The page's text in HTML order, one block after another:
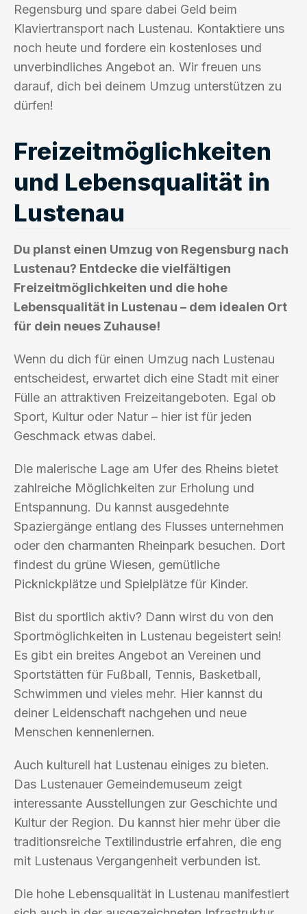
Regensburg und spare dabei Geld beim
Klaviertransport nach Lustenau. Kontaktiere uns
noch heute und fordere ein kostenloses und
unverbindliches Angebot an. Wir freuen uns
darauf, dich bei deinem Umzug unterstützen zu
dürfen!
Freizeitmöglichkeiten
und Lebensqualität in
Lustenau
Du planst einen Umzug von Regensburg nach
Lustenau? Entdecke die vielfältigen
Freizeitmöglichkeiten und die hohe
Lebensqualität in Lustenau – dem idealen Ort
für dein neues Zuhause!
Wenn du dich für einen Umzug nach Lustenau
entscheidest, erwartet dich eine Stadt mit einer
Fülle an attraktiven Freizeitangeboten. Egal ob
Sport, Kultur oder Natur – hier ist für jeden
Geschmack etwas dabei.
Die malerische Lage am Ufer des Rheins bietet
zahlreiche Möglichkeiten zur Erholung und
Entspannung. Du kannst ausgedehnte
Spaziergänge entlang des Flusses unternehmen
oder den charmanten Rheinpark besuchen. Dort
findest du grüne Wiesen, gemütliche
Picknickplätze und Spielplätze für Kinder.
Bist du sportlich aktiv? Dann wirst du von den
Sportmöglichkeiten in Lustenau begeistert sein!
Es gibt ein breites Angebot an Vereinen und
Sportstätten für Fußball, Tennis, Basketball,
Schwimmen und vieles mehr. Hier kannst du
deiner Leidenschaft nachgehen und neue
Menschen kennenlernen.
Auch kulturell hat Lustenau einiges zu bieten.
Das Lustenauer Gemeindemuseum zeigt
interessante Ausstellungen zur Geschichte und
Kultur der Region. Du kannst hier mehr über die
traditionsreiche Textilindustrie erfahren, die eng
mit Lustenaus Vergangenheit verbunden ist.
Die hohe Lebensqualität in Lustenau manifestiert